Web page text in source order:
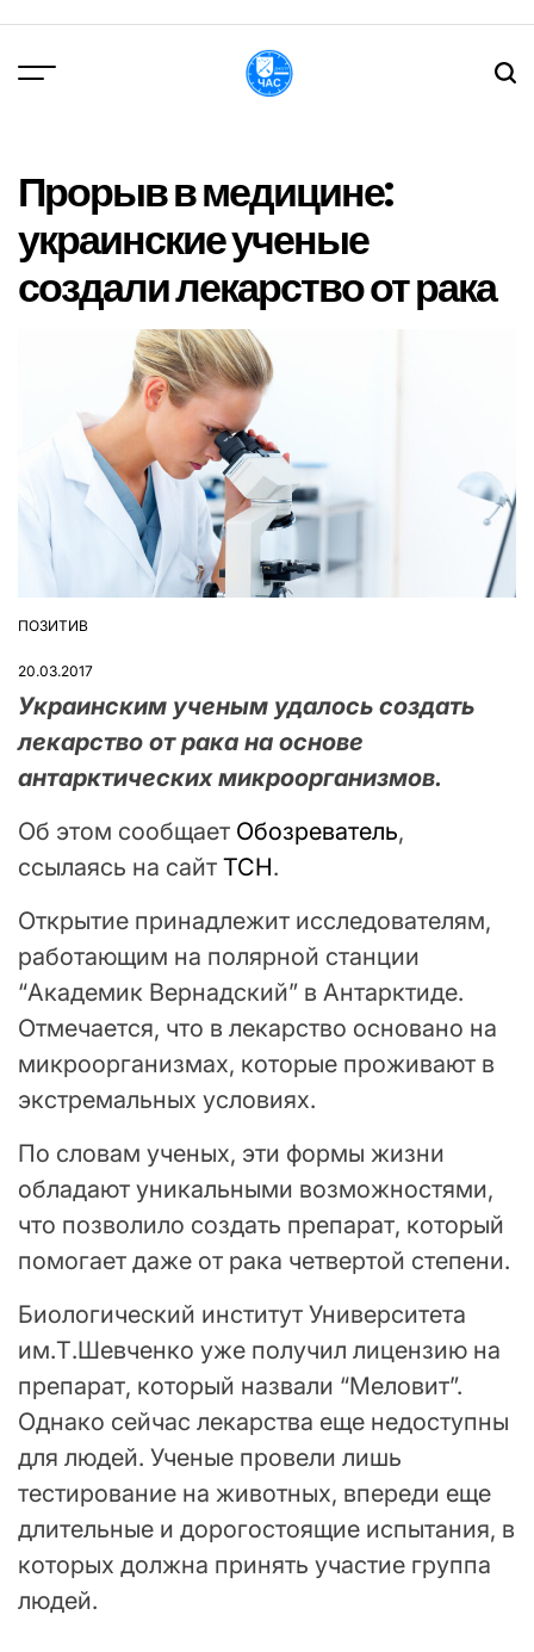
вмісту
Прорыв в медицине:
украинские ученые
создали лекарство от рака
ОПУБЛІКУВАТИ
ПОЗИТИВ
20.03.2017
Украинским ученым удалось создать
лекарство от рака на основе
антарктических микроорганизмов.
Об этом сообщает Обозреватель,
ссылаясь на сайт ТСН.
Открытие принадлежит исследователям,
работающим на полярной станции
“Академик Вернадский” в Антарктиде.
Отмечается, что в лекарство основано на
микроорганизмах, которые проживают в
экстремальных условиях.
По словам ученых, эти формы жизни
обладают уникальными возможностями,
что позволило создать препарат, который
помогает даже от рака четвертой степени.
Биологический институт Университета
им.Т.Шевченко уже получил лицензию на
препарат, который назвали “Меловит”.
Однако сейчас лекарства еще недоступны
для людей. Ученые провели лишь
тестирование на животных, впереди еще
длительные и дорогостоящие испытания, в
которых должна принять участие группа
людей.